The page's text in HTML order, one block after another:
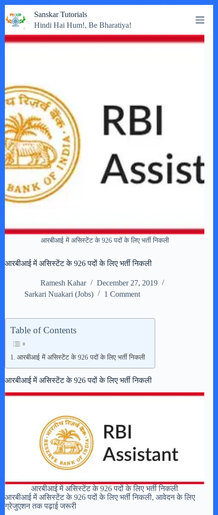
to
content
Sanskar Tutorials
Hindi Hai Hum!, Be Bharatiya!
आरबीआई में असिस्टेंट के 926 पदों के लिए भर्ती निकली
आरबीआई में असिस्टेंट के 926 पदों के लिए भर्ती निकली
Ramesh Kahar
December 27, 2019
Sarkari Nuakari (Jobs)
1 Comment
Table of Contents
आरबीआई में असिस्टेंट के 926 पदों के लिए भर्ती निकली
आरबीआई में असिस्टेंट के 926 पदों के लिए भर्ती निकली
आरबीआई में असिस्टेंट के 926 पदों के लिए भर्ती निकली
आरबीआई में असिस्टेंट के 926 पदों के लिए भर्ती निकली, आवेदन के लिए
ग्रेजुएशन तक पढ़ाई जरूरी